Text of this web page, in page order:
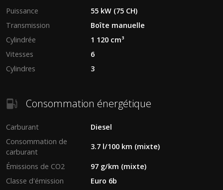
Puissance
55 kW (75 CH)
Transmission
Boîte manuelle
Cylindrée
1 120 cm³
Vitesses
6
Cylindres
3
Consommation énergétique
Carburant
Diesel
Consommation de
carburant
3.7 l/100 km (mixte)
Émissions de CO2
97 g/km (mixte)
Classe d'émission
Euro 6b